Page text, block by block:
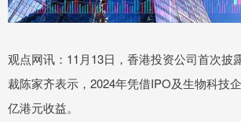
观点网讯：11月13日，香港投资公司首次披
裁陈家齐表示，2024年凭借IPO及生物科技
亿港元收益。